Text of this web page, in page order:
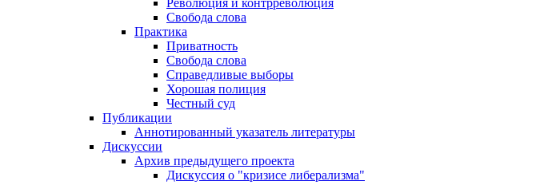
Революция и контрреволюция
Свобода слова
Практика
Приватность
Свобода слова
Справедливые выборы
Хорошая полиция
Честный суд
Публикации
Аннотированный указатель литературы
Дискуссии
Архив предыдущего проекта
Дискуссия о "кризисе либерализма"